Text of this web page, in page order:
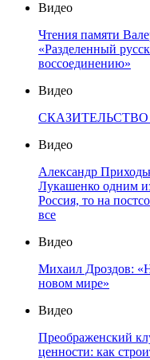
Видео
Чтения памяти
«Разделенный
воссоединению»
Видео
СКАЗИТЕЛЬСТВО
Видео
Александр
Лукашенко одним
Россия, то на
все
Видео
Михаил Дроздов:
новом мире»
Видео
Преображенский
ценности: как